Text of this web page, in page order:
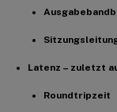
Latenz – zuletzt
Roundtripzeit